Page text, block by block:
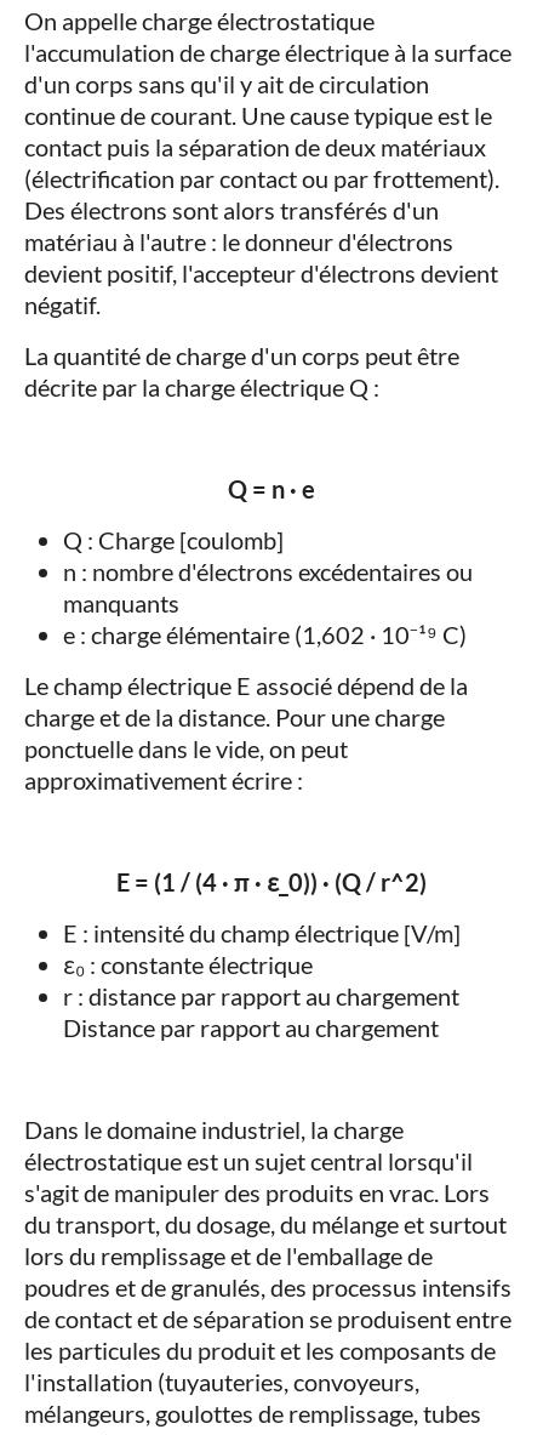
On appelle charge électrostatique
l'accumulation de charge électrique à la surface
d'un corps sans qu'il y ait de circulation
continue de courant. Une cause typique est le
contact puis la séparation de deux matériaux
(électrification par contact ou par frottement).
Des électrons sont alors transférés d'un
matériau à l'autre : le donneur d'électrons
devient positif, l'accepteur d'électrons devient
négatif.
La quantité de charge d'un corps peut être
décrite par la charge électrique Q :
Q = n · e
Q : Charge [coulomb]
n : nombre d'électrons excédentaires ou
manquants
e : charge élémentaire (1,602 · 10⁻¹⁹ C)
Le champ électrique E associé dépend de la
charge et de la distance. Pour une charge
ponctuelle dans le vide, on peut
approximativement écrire :
E = (1 / (4 · π · ε_0)) · (Q / r^2)
E : intensité du champ électrique [V/m]
ε₀ : constante électrique
r : distance par rapport au chargement
Distance par rapport au chargement
Dans le domaine industriel, la charge
électrostatique est un sujet central lorsqu'il
s'agit de manipuler des produits en vrac. Lors
du transport, du dosage, du mélange et surtout
lors du remplissage et de l'emballage de
poudres et de granulés, des processus intensifs
de contact et de séparation se produisent entre
les particules du produit et les composants de
l'installation (tuyauteries, convoyeurs,
mélangeurs, goulottes de remplissage, tubes